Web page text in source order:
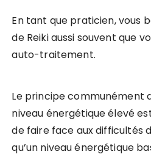
En tant que praticien, vous
de Reiki aussi souvent que
auto-traitement.
Le principe communément
niveau énergétique élevé
de faire face aux difficultés
qu’un niveau énergétique